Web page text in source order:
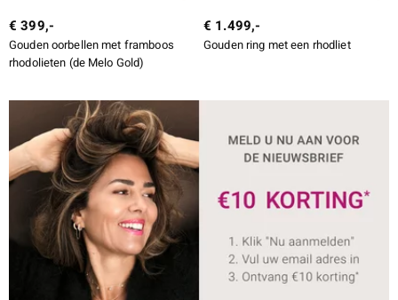
€ 399,-
Gouden oorbellen met framboos
rhodolieten (de Melo Gold)
€ 1.499,-
Gouden ring met een rhodliet